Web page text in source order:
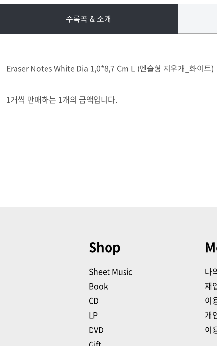
수록곡 & 소개
Eraser Notes White Dia 1,0*8,7 Cm L (펜슬형 지우개_화이트)
1개씩 판매하는 1개의 금액입니다.
Shop
Sheet Music
Book
CD
LP
DVD
나
재
이
개
이